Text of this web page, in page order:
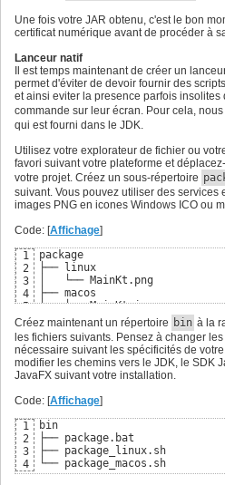
Une fois votre JAR obtenu, c'est le bon
certificat numérique avant de procéder à
Lanceur natif
Il est temps maintenant de créer un
permet d'éviter de devoir fournir des
et ainsi eviter la presence parfois insolites
commande sur leur écran. Pour cela,
qui est fourni dans le JDK.
Utilisez votre explorateur de fichier ou
favori suivant votre plateforme et
votre projet. Créez un sous-répertoire
suivant. Vous pouvez utiliser des services
images PNG en icones Windows ICO ou
Code: [Affichage]
1
2
3
4
5
6
7
package
├── linux
│   └── MainKt.png
├── macos
│   └── MainKt.icns
└── windows
    └──  MainKt.ico
Créez maintenant un répertoire bin à la
les fichiers suivants. Pensez à changer
nécessaire suivant les spécificités de
modifier les chemins vers le JDK, le SDK
JavaFX suivant votre installation.
Code: [Affichage]
1
2
3
4
bin
├── package.bat
├── package_linux.sh
└── package_macos.sh